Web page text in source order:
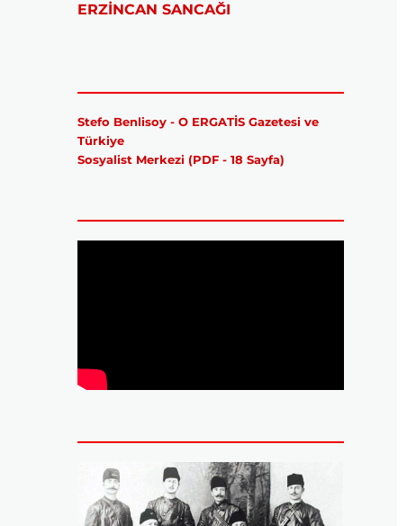
ERZİNCAN SANCAĞI
Stefo Benlisoy - O ERGATİS Gazetesi ve
Türkiye
Sosyalist Merkezi (PDF - 18 Sayfa)